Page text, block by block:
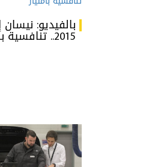
بالفيديو:
2015.. تنافسية بامتياز